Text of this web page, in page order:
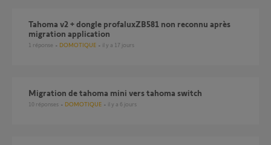
tahoma v2 + dongle profaluxZB581 non reconnu après
migration application
1 réponse DOMOTIQUE il y a 17 jours
Migration de tahoma mini vers tahoma switch
10 réponses DOMOTIQUE il y a 6 jours